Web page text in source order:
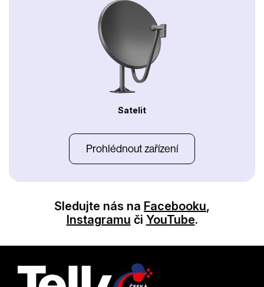
Satelit
Prohlédnout zařízení
Sledujte nás na Facebooku,
Instagramu či YouTube.